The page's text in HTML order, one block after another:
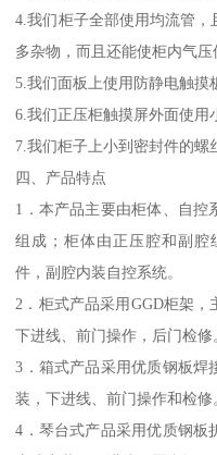
4.我们柜子全部使用均流管
多杂物，而且还能使柜内气压
5.我们面板上使用防静电触摸
6.我们正压柜触摸屏外面使用
7.我们柜子上小到密封件的螺
四、产品特点
1．本产品主要由柜体、自控
组成；柜体由正压腔和副
件，副腔内装自控系统。
2．柜式产品采用GGD柜架，
下进线、前门操作，后门检修
3．箱式产品采用优质钢板焊
装，下进线、前门操作和检修
4．琴台式产品采用优质钢板